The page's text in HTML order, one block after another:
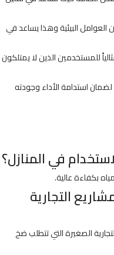
البيئية وهذا يساعد في
للمستخدمين الذين لا يمتلكون
استدامة الأداء وجودته
في المنازل؟
بكفاءة عالية.
التجارية
الصغيرة التي تتطلب ضخ